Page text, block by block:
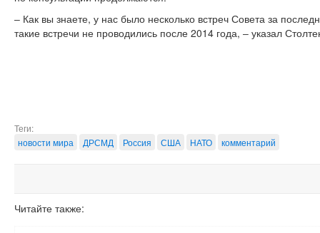
‒ Как вы знаете, у нас было несколько встреч Совета за
такие встречи не проводились после 2014 года, ‒ указал
Теги:
новости мира
ДРСМД Россия США НАТО комментарий
Читайте также: